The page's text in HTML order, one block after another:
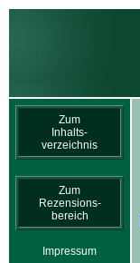
Zum
Inhalts-
verzeichnis
Zum
Rezensions-
bereich
Impressum